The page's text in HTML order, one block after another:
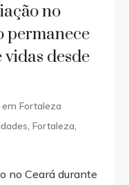
no
permanece
desde
em Fortaleza
,Fortaleza
no Ceará durante